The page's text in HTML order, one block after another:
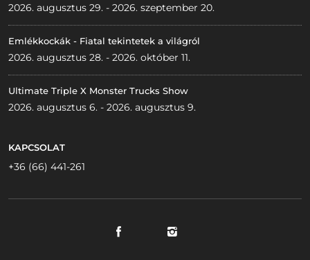
2026. augusztus 29. - 2026. szeptember 20.
Emlékkockák - Fiatal tekintetek a világról
2026. augusztus 28. - 2026. október 11.
Ultimate Triple X Monster Trucks Show
2026. augusztus 6. - 2026. augusztus 9.
KAPCSOLAT
+36 (66) 441-261